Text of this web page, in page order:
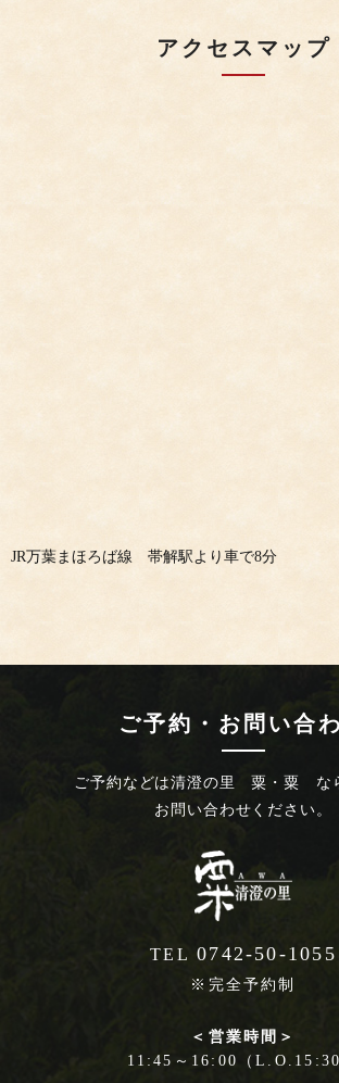
アクセスマップ
JR万葉まほろば線 帯解駅より車で8分
ご予約・お問い合
ご予約などは清澄の里 粟・粟 な
お問い合わせください。
TEL0742-50-1055
※完全予約制
＜営業時間＞
11:45～16:00（L.O.15:30